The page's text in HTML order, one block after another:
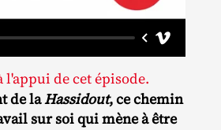
l'appui de cet épisode.
de laHassidout, ce chemin
sur soi qui mène à être